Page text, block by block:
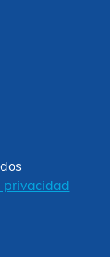
privacidad